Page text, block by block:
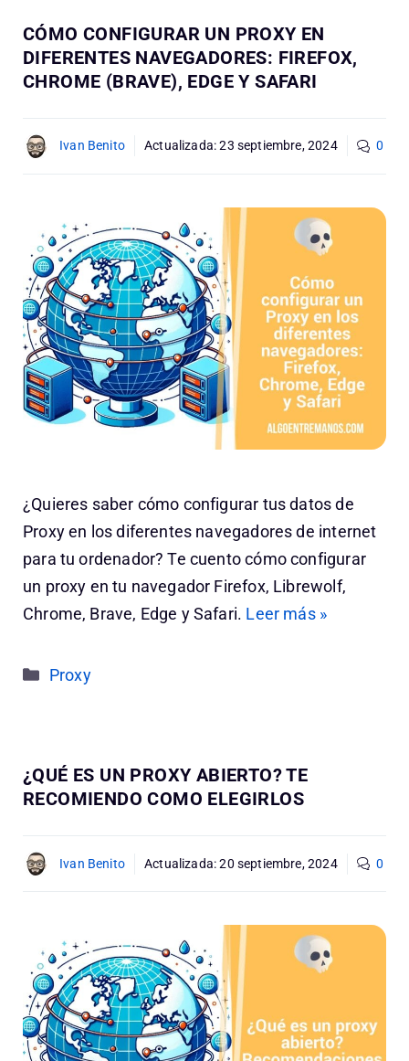
CÓMO CONFIGURAR UN PROXY EN
DIFERENTES NAVEGADORES: FIREFOX,
CHROME (BRAVE), EDGE Y SAFARI
Ivan Benito Actualizada:23 septiembre, 2024 0
¿Quieres saber cómo configurar tus datos de
Proxy en los diferentes navegadores de internet
para tu ordenador? Te cuento cómo configurar
un proxy en tu navegador Firefox, Librewolf,
Chrome, Brave, Edge y Safari. Leer más »
Categorías
Proxy
¿QUÉ ES UN PROXY ABIERTO? TE
RECOMIENDO COMO ELEGIRLOS
Ivan Benito Actualizada:20 septiembre, 2024 0